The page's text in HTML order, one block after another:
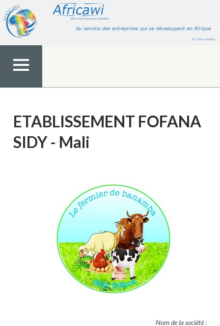
contenu
MENU
ETABLISSEMENT FOFANA
SIDY - Mali
Nom de la société :